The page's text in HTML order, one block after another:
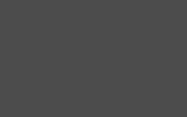
ったというのだ。